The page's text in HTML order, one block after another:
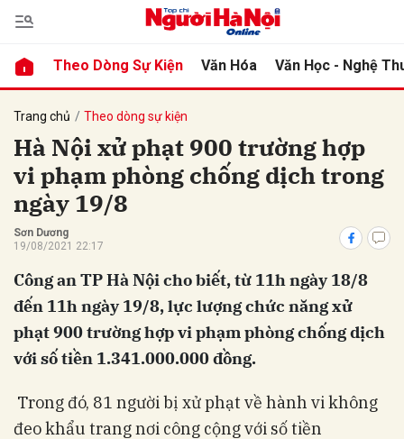
Theo Dòng Sự Kiện Văn Hóa Văn Học - Nghệ
Trang chủ Theo dòng sự kiện
Hà Nội xử phạt 900 trường hợp
vi phạm phòng chống dịch trong
ngày 19/8
Sơn Dương
19/08/2021 22:17
Công an TP Hà Nội cho biết, từ 11h ngày 18/8
đến 11h ngày 19/8, lực lượng chức năng xử
phạt 900 trường hợp vi phạm phòng chống dịch
với số tiền 1.341.000.000 đồng.
Trong đó, 81 người bị xử phạt về hành vi không
đeo khẩu trang nơi công cộng với số tiền
luận
Hủy